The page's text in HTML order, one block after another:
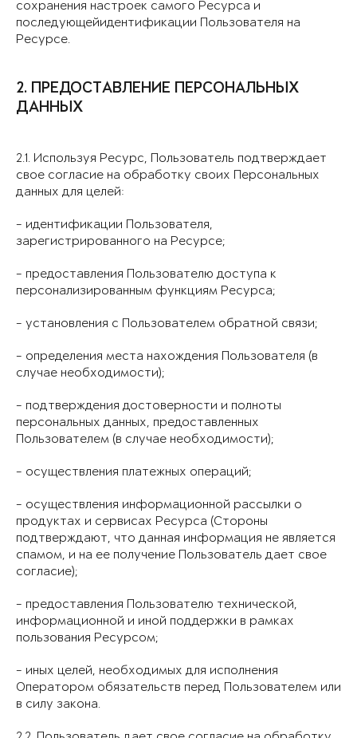
сохранения настроек самого Ресурса и
последующейидентификации Пользователя на
Ресурсе.
2. ПРЕДОСТАВЛЕНИЕ ПЕРСОНАЛЬНЫХ
ДАННЫХ
2.1. Используя Ресурс, Пользователь подтверждает
свое согласие на обработку своих Персональных
данных для целей:
- идентификации Пользователя,
зарегистрированного на Ресурсе;
- предоставления Пользователю доступа к
персонализированным функциям Ресурса;
- установления с Пользователем обратной связи;
- определения места нахождения Пользователя (в
случае необходимости);
- подтверждения достоверности и полноты
персональных данных, предоставленных
Пользователем (в случае необходимости);
- осуществления платежных операций;
- осуществления информационной рассылки о
продуктах и сервисах Ресурса (Стороны
подтверждают, что данная информация не является
спамом, и на ее получение Пользователь дает свое
согласие);
- предоставления Пользователю технической,
информационной и иной поддержки в рамках
пользования Ресурсом;
- иных целей, необходимых для исполнения
Оператором обязательств перед Пользователем или
в силу закона.